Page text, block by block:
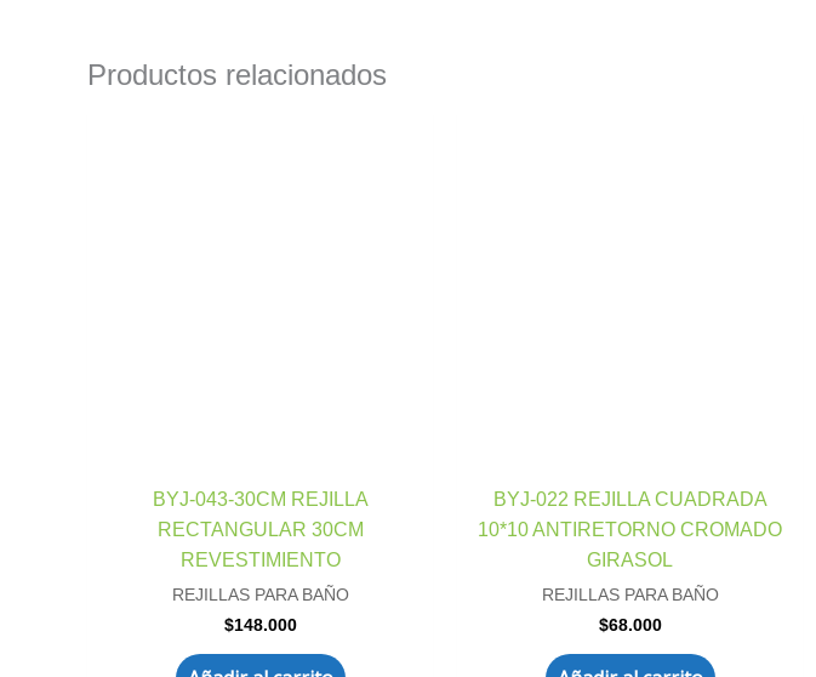
Productos relacionados
BYJ-043-30CM REJILLA
RECTANGULAR 30CM
REVESTIMIENTO
REJILLAS PARA BAÑO
$148.000
BYJ-022 REJILLA CUADRADA
10*10 ANTIRETORNO CROMADO
GIRASOL
REJILLAS PARA BAÑO
$68.000